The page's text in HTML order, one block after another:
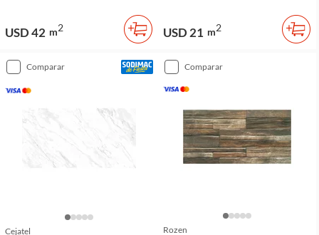
USD 42 m2 USD 21 m2
comparar
Cejatel
comparar
Rozen